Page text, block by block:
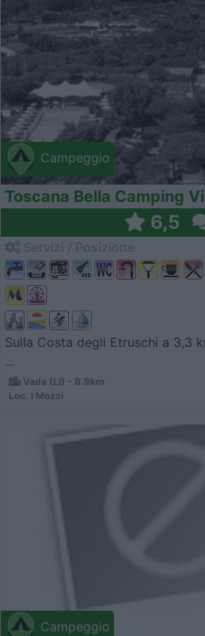
Campeggio
Toscana Bella Camping
6,5
Sulla Costa degli Etruschi a 3,3
...
Vada (LI) - 8.9km
Loc. I Mozzi
Campeggio